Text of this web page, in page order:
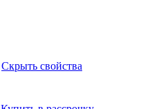
Скрыть свойства